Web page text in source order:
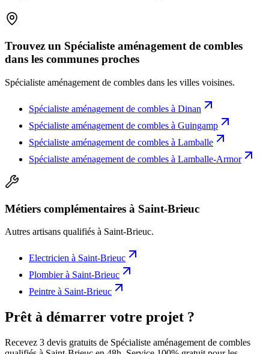
Trouvez un Spécialiste aménagement de combles
dans les communes proches
Spécialiste aménagement de combles dans les villes voisines.
Spécialiste aménagement de combles à Dinan
Spécialiste aménagement de combles à Guingamp
Spécialiste aménagement de combles à Lamballe
Spécialiste aménagement de combles à Lamballe-Armor
Métiers complémentaires à Saint-Brieuc
Autres artisans qualifiés à Saint-Brieuc.
Electricien à Saint-Brieuc
Plombierà Saint-Brieuc
Peintre à Saint-Brieuc
Prêt à démarrer votre projet ?
Recevez 3 devis gratuits de Spécialiste aménagement de combles